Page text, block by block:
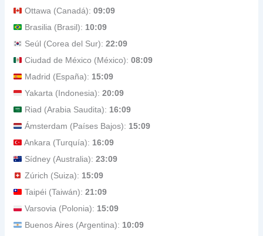
Ottawa (Canadá):09:09
Brasilia (Brasil): 10:09
Seúl (Corea del Sur):22:09
Ciudad de México (México):08:09
Madrid (España): 15:09
Yakarta (Indonesia):20:09
Riad (Arabia Saudita): 16:09
Ámsterdam (Países Bajos): 15:09
Ankara (Turquía): 16:09
Sídney (Australia):23:09
Zúrich (Suiza): 15:09
Taipéi (Taiwán):21:09
Varsovia (Polonia): 15:09
Buenos Aires (Argentina): 10:09